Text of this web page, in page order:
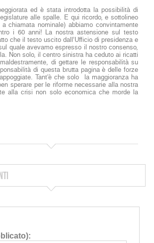
ed è stata introdotta la possibilità di
alle spalle. E qui ricordo, e sottolineo
chiamata nominale) abbiamo convintamente
i 60 anni! La nostra astensione sul testo
che il testo uscito dall’Ufficio di presidenza e
quale avevamo espresso il nostro consenso,
Non solo, il centro sinistra ha ceduto ai ricatti
di gettare le responsabilità su
di questa brutta pagina è delle forze
Tant'è che solo la maggioranza ha
sperare per le riforme necessarie alla nostra
alla crisi non solo economica che morde la